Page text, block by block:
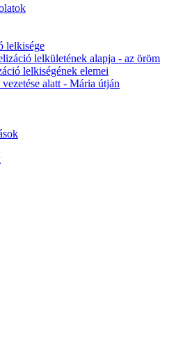
lelkisége
lelkületének alapja - az öröm
lelkiségének elemei
alatt - Mária útján